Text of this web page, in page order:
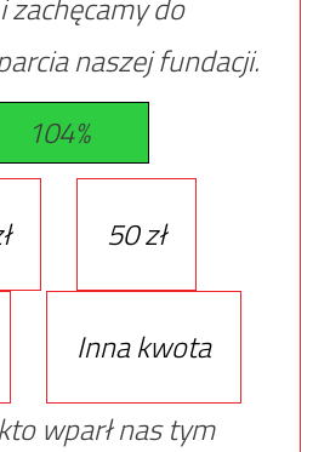
naszej fundacji.
104%
50 zł
Inna kwota
wparł nas tym